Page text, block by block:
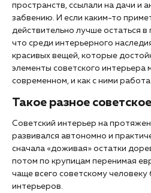
пространств, ссылали на дачи и
забвению. И если каким-то
действительно лучше остаться в
что среди интерьерного
красивых вещей, которые
элементы советского интерьера
современном, и как с ними
Такое разное
Советский интерьер на
развивался автономно и
сначала «доживая» остатки
потом по крупицам перенимая
чаще всего советскому человеку
интерьеров.